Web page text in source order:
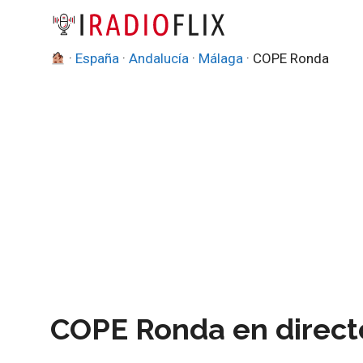
contenido
· España ·Andalucía · Málaga · COPE Ronda
COPE Ronda en